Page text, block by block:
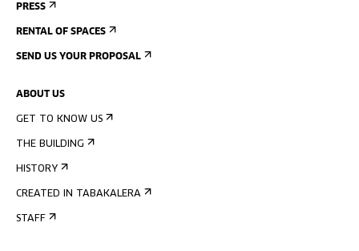
PRESS
RENTAL OF SPACES
SEND US YOUR PROPOSAL
ABOUT US
GET TO KNOW US
THE BUILDING
HISTORY
CREATED IN TABAKALERA
STAFF